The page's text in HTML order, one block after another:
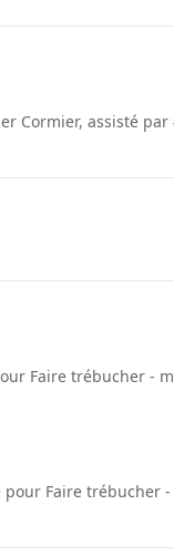
Cormier, assisté
Faire trébucher -
pour Faire trébucher